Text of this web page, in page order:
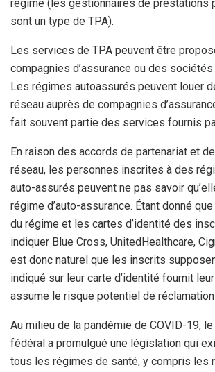
régime (les gestionnaires de prestations
sont un type de TPA).
Les services de TPA peuvent être
compagnies d’assurance ou des
Les régimes autoassurés peuvent louer
réseau auprès de compagnies
fait souvent partie des services fournis
En raison des accords de partenariat et
réseau, les personnes inscrites à des
auto-assurés peuvent ne pas savoir
régime d’auto-assurance. Étant donné
du régime et les cartes d’identité des
indiquer Blue Cross, UnitedHealthcare,
est donc naturel que les inscrits
indiqué sur leur carte d’identité fournit
assume le risque potentiel de
Au milieu de la pandémie de COVID-19,
fédéral a promulgué une législation qui
tous les régimes de santé, y compris les